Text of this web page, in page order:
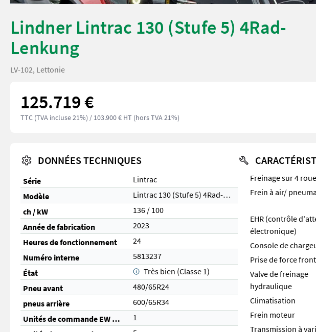
Lindner Lintrac 130 (Stufe 5) 4Rad-
Lenkung
LV-102, Lettonie
125.719 €
TTC (TVA incluse 21%) / 103.900 € HT (hors TVA 21%)
DONNÉES TECHNIQUES
Série
Lintrac
Modèle
Lintrac 130 (Stufe 5) 4Rad-Lenkung
ch / kW
136 / 100
Année de fabrication
2023
Heures de fonctionnement
24
Numéro interne
5813237
État
Très bien (Classe 1)
Pneu avant
480/65R24
pneus arrière
600/65R34
Unités de commande EW (total)
1
Freinage sur 4
Frein à air/
EHR (contrôle
électronique)
Console de
Prise de force
Valve de freinage
hydraulique
Climatisation
Frein moteur
Transmission à